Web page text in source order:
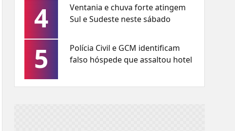
4
Ventania e chuva forte atingem
Sul e Sudeste neste sábado
5
Polícia Civil e GCM identificam
falso hóspede que assaltou hotel